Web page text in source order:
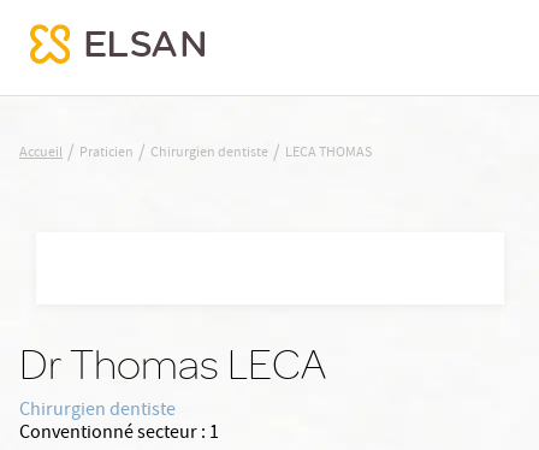
LECA THOMAS
Accueil / Praticien / Chirurgien dentiste / LECA THOMAS
Dr Thomas LECA
Chirurgien dentiste
Conventionné secteur : 1